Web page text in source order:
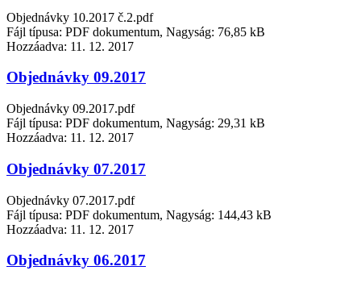
Objednávky 10.2017 č.2.pdf
Fájl típusa: PDF dokumentum, Nagyság: 76,85 kB
Hozzáadva: 11. 12. 2017
Objednávky 09.2017
Objednávky 09.2017.pdf
Fájl típusa: PDF dokumentum, Nagyság: 29,31 kB
Hozzáadva: 11. 12. 2017
Objednávky 07.2017
Objednávky 07.2017.pdf
Fájl típusa: PDF dokumentum, Nagyság: 144,43 kB
Hozzáadva: 11. 12. 2017
Objednávky 06.2017